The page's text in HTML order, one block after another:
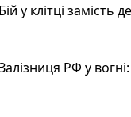
у клітці замість
РФ у